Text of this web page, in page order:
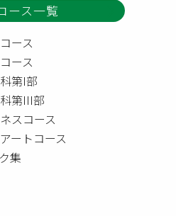
ース一覧
ース
ース
第I部
第III部
スコース
ートコース
集